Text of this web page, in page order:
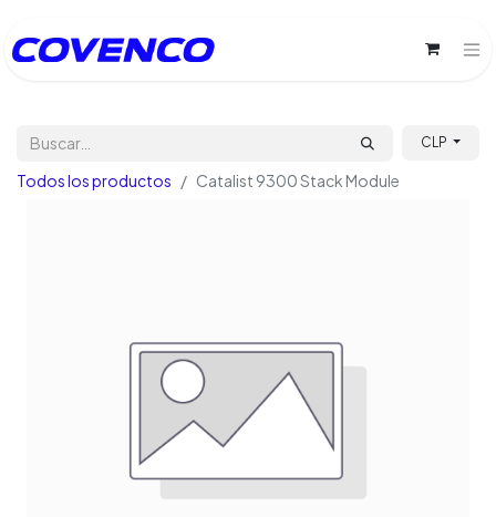
CLP
Todos los productos Catalist 9300 Stack Module